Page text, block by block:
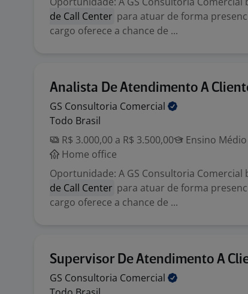
de Call Center para atuar de forma
cargo oferece a chance de ...
Analista De Atendimento A
GS Consultoria Comercial
Todo Brasil
R$ 3.000,00 a R$ 3.500,00
Ensino Médio
Home office
Oportunidade: A GS Consultoria Comercial
de Call Center para atuar de forma
cargo oferece a chance de ...
Supervisor De Atendimento A
GS Consultoria Comercial